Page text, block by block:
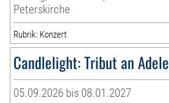
Peterskirche
Rubrik: Konzert
Candlelight: Tribut an Adele
05.09.2026 bis 08.01.2027